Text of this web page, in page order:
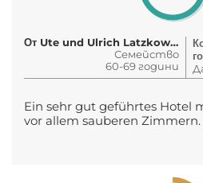
От Ute und Ulrich Latzkow und Cou..
Семейство
60-69 години
Ein sehr gut geführtes Hotel
vor allem sauberen Zimmern.